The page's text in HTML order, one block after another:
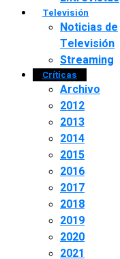
Televisión
Noticias de
Televisión
Streaming
Críticas
Archivo
2012
2013
2014
2015
2016
2017
2018
2019
2020
2021